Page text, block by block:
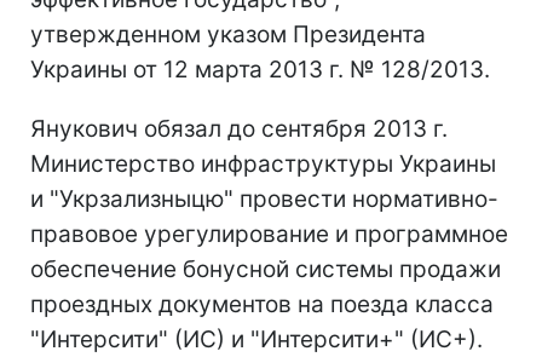
утвержденном указом Президента
Украины от 12 марта 2013 г. № 128/2013.
Янукович обязал до сентября 2013 г.
Министерство инфраструктуры Украины
и "Укрзализныцю" провести нормативно-
правовое урегулирование и программное
обеспечение бонусной системы продажи
проездных документов на поезда класса
"Интерсити" (ИС) и "Интерсити+" (ИС+).